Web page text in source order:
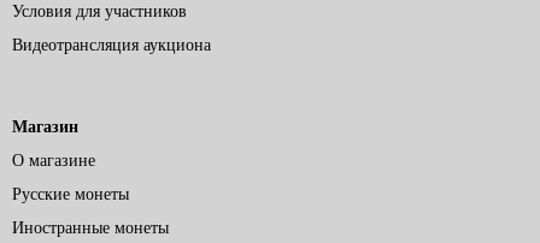
Условия для участников
Видеотрансляция аукциона
Магазин
О магазине
Русские монеты
Иностранные монеты